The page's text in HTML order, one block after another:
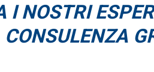
I NOSTRI